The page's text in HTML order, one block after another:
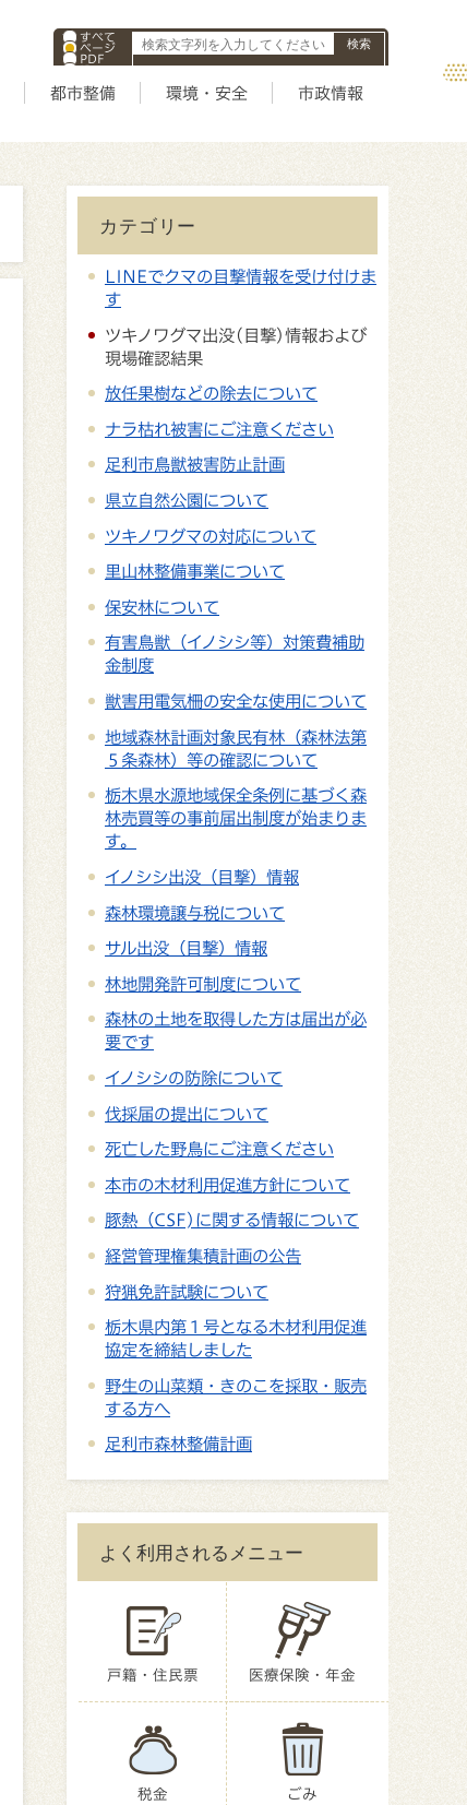
すべて
ページ
PDF
ID
都市整備 環境・安全 市政情報
カテゴリー
LINEでクマの目撃情報を受け付けま
す
ツキノワグマ出没(目撃)情報および
現場確認結果
放任果樹などの除去について
ナラ枯れ被害にご注意ください
足利市鳥獣被害防止計画
県立自然公園について
ツキノワグマの対応について
里山林整備事業について
保安林について
有害鳥獣（イノシシ等）対策費補助
金制度
獣害用電気柵の安全な使用について
地域森林計画対象民有林（森林法第
５条森林）等の確認について
栃木県水源地域保全条例に基づく森
林売買等の事前届出制度が始まりま
す。
イノシシ出没（目撃）情報
森林環境譲与税について
サル出没（目撃）情報
林地開発許可制度について
森林の土地を取得した方は届出が必
要です
イノシシの防除について
伐採届の提出について
死亡した野鳥にご注意ください
本市の木材利用促進方針について
豚熱（CSF)に関する情報について
経営管理権集積計画の公告
狩猟免許試験について
栃木県内第１号となる木材利用促進
協定を締結しました
野生の山菜類・きのこを採取・販売
する方へ
足利市森林整備計画
よく利用されるメニュー
戸籍・住民票 医療保険・年金
税金 ごみ